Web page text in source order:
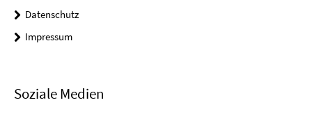
Datenschutz
Impressum
Soziale Medien